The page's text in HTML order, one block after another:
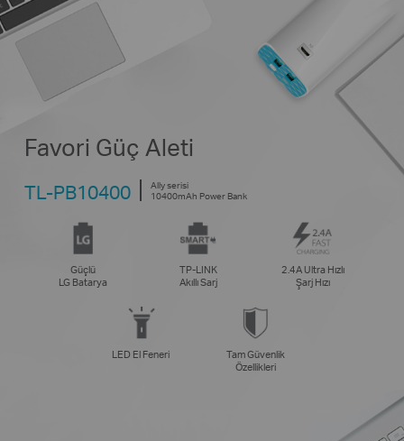
Favori Güç Aleti
TL-PB10400
Ally serisi
10400mAh Power Bank
Güçlü
LG Batarya
TP-LINK
Akıllı Sarj
2.4A Ultra Hızlı
Şarj Hızı
LED El Feneri
Tam Güvenlik
Özellikleri